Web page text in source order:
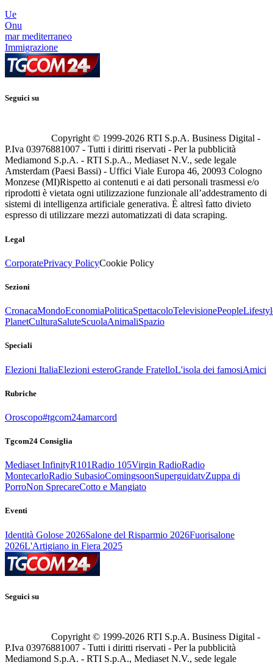
Ue
Onu
mar mediterraneo
Immigrazione
Seguici su
Copyright © 1999-2026 RTI S.p.A. Business Digital -
P.Iva 03976881007 - Tutti i diritti riservati - Per la pubblicità
Mediamond S.p.A. - RTI S.p.A., Mediaset N.V., sede legale
Amsterdam (Paesi Bassi) - Uffici Viale Europa 46, 20093 Cologno
Monzese (MI)Rispetto ai contenuti e ai dati personali trasmessi e/o
riprodotti è vietata ogni utilizzazione funzionale all’addestramento di
sistemi di intelligenza artificiale generativa. È altresì fatto divieto
espresso di utilizzare mezzi automatizzati di data scraping.
Legal
CorporatePrivacy PolicyCookie Policy
Sezioni
CronacaMondoEconomiaPoliticaSpettacoloTelevisionePeople
PlanetCulturaSaluteScuolaAnimaliSpazio
Speciali
Elezioni ItaliaElezioni esteroGrande FratelloL'isola dei famosiAmici
Rubriche
Oroscopo#tgcom24amarcord
Tgcom24 Consiglia
Mediaset InfinityR101Radio 105Virgin RadioRadio
MontecarloRadio SubasioComingsoonSuperguidatvZuppa di
PorroNon SprecareCotto e Mangiato
Eventi
Identità Golose 2026Salone del Risparmio 2026Fuorisalone
2026L'Artigiano in Fiera 2025
Seguici su
Copyright © 1999-2026 RTI S.p.A. Business Digital -
P.Iva 03976881007 - Tutti i diritti riservati - Per la pubblicità
Mediamond S.p.A. - RTI S.p.A., Mediaset N.V., sede legale